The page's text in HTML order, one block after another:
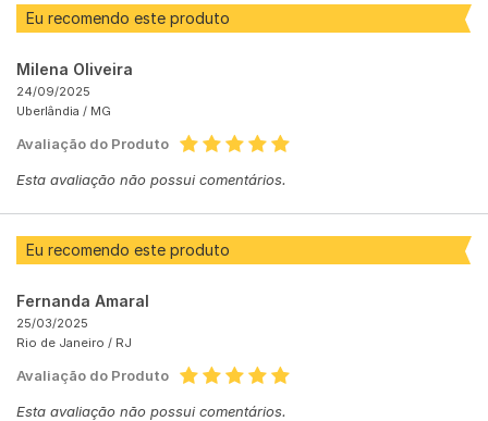
Eu recomendo este produto
Milena Oliveira
24/09/2025
Uberlândia / MG
Avaliação do Produto
Esta avaliação não possui comentários.
Eu recomendo este produto
Fernanda Amaral
25/03/2025
Rio de Janeiro / RJ
Avaliação do Produto
Esta avaliação não possui comentários.